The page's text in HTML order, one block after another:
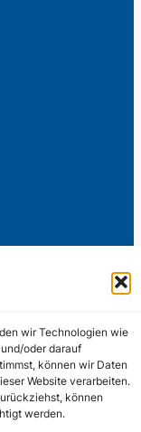
wir Technologien wie
oder darauf
können wir Daten
Website verarbeiten.
können
werden.